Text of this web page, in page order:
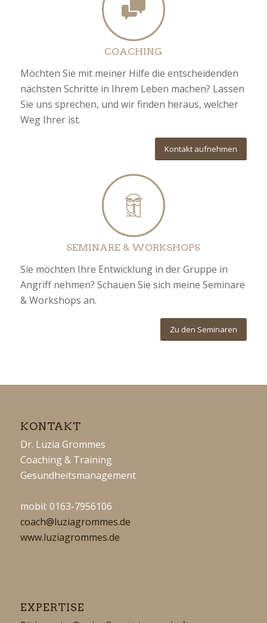
COACHING
Möchten Sie mit meiner Hilfe die entscheidenden
nächsten Schritte in Ihrem Leben machen? Lassen
Sie uns sprechen, und wir finden heraus, welcher
Weg Ihrer ist.
Kontakt aufnehmen
SEMINARE & WORKSHOPS
Sie möchten Ihre Entwicklung in der Gruppe in
Angriff nehmen? Schauen Sie sich meine Seminare
& Workshops an.
Zu den Seminaren
KONTAKT
Dr. Luzia Grommes
Coaching & Training
Gesundheitsmanagement
mobil: 0163-7956106
coach@luziagrommes.de
www.luziagrommes.de
EXPERTISE